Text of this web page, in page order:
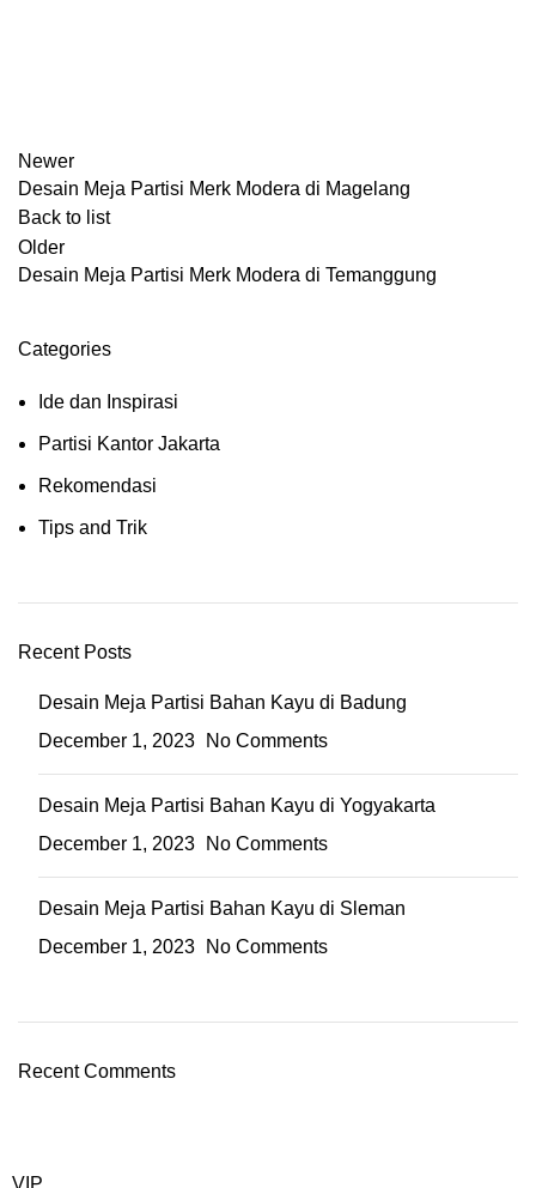
Newer
Desain Meja Partisi Merk Modera di Magelang
Back to list
Older
Desain Meja Partisi Merk Modera di Temanggung
Categories
Ide dan Inspirasi
Partisi Kantor Jakarta
Rekomendasi
Tips and Trik
Recent Posts
Desain Meja Partisi Bahan Kayu di Badung
December 1, 2023
No Comments
Desain Meja Partisi Bahan Kayu di Yogyakarta
December 1, 2023
No Comments
Desain Meja Partisi Bahan Kayu di Sleman
December 1, 2023
No Comments
Recent Comments
VIP